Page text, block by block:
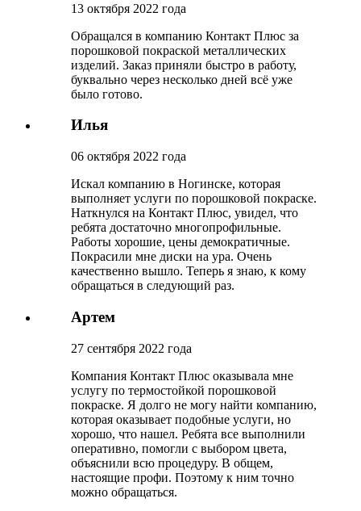
13 октября 2022 года
Обращался в компанию Контакт Плюс за
порошковой покраской металлических
изделий. Заказ приняли быстро в работу,
буквально через несколько дней всё уже
было готово.
Илья
06 октября 2022 года
Искал компанию в Ногинске, которая
выполняет услуги по порошковой покраске.
Наткнулся на Контакт Плюс, увидел, что
ребята достаточно многопрофильные.
Работы хорошие, цены демократичные.
Покрасили мне диски на ура. Очень
качественно вышло. Теперь я знаю, к кому
обращаться в следующий раз.
Артем
27 сентября 2022 года
Компания Контакт Плюс оказывала мне
услугу по термостойкой порошковой
покраске. Я долго не могу найти компанию,
которая оказывает подобные услуги, но
хорошо, что нашел. Ребята все выполнили
оперативно, помогли с выбором цвета,
объяснили всю процедуру. В общем,
настоящие профи. Поэтому к ним точно
можно обращаться.